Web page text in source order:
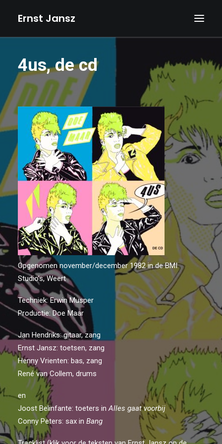
Ernst Jansz
HOME
AGENDA
NIEUWS
ALBUMS
BOEKEN
TEKSTEN
FOTO’S
TEKENINGEN
VIDEOS
BIOGRAFIE
ARCHIEF
4us, de cd
Opgenomen november/december 1982 in de BMI
Studio’s, Weert
Techniek: Erwin Musper
Productie: Doe Maar
Jan Hendriks: gitaar, zang
Ernst Jansz: toetsen, zang
Henny Vrienten: bas, zang
René van Collem, drums
en
Joost Belinfante: toeters inAlles gaat voorbij
Conny Peters: sax in Bang